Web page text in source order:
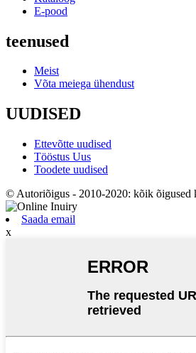
E-pood
teenused
Meist
Võta meiega ühendust
UUDISED
Ettevõtte uudised
Tööstus Uus
Toodete uudised
© Autoriõigus - 2010-2020: kõik õigused
Saada email
x